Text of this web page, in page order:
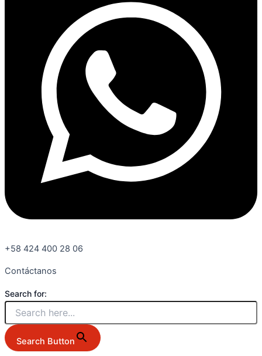
+58 424 400 28 06
Contáctanos
Search for:
Search Button